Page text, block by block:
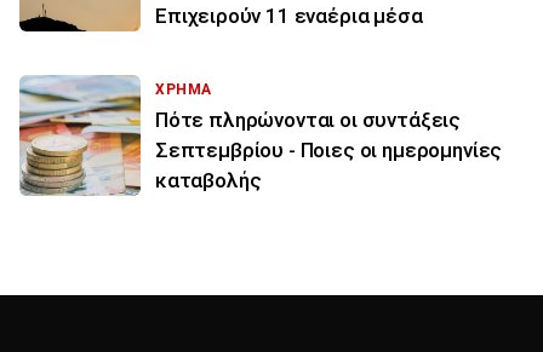
Επιχειρούν 11 εναέρια μέσα
ΧΡΗΜΑ
Πότε πληρώνονται οι συντάξεις
Σεπτεμβρίου - Ποιες οι ημερομηνίες
καταβολής